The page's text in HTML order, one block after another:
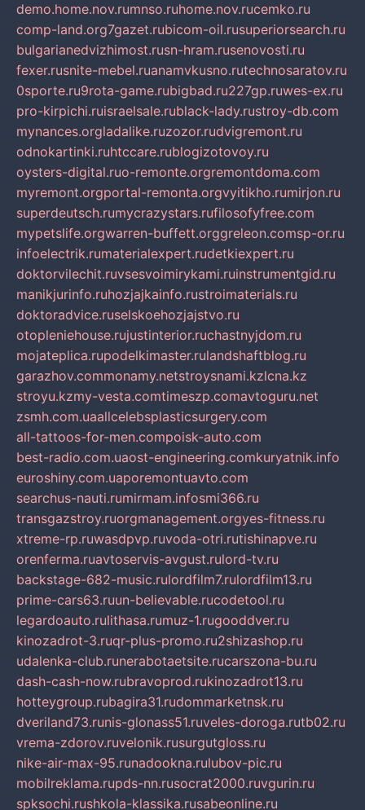
demo.home.nov.rumnso.ruhome.nov.rucemko.ru
comp-land.org7gazet.rubicom-oil.rusuperiorsearch.ru
bulgarianedvizhimost.rusn-hram.rusenovosti.ru
fexer.rusnite-mebel.ruanamvkusno.rutechnosaratov.ru
0sporte.ru9rota-game.rubigbad.ru227gp.ruwes-ex.ru
pro-kirpichi.ruisraelsale.rublack-lady.rustroy-db.com
mynances.orgladalike.ruzozor.rudvigremont.ru
odnokartinki.ruhtccare.rublogizotovoy.ru
oysters-digital.ruo-remonte.orgremontdoma.com
myremont.orgportal-remonta.orgvyitikho.rumirjon.ru
superdeutsch.rumycrazystars.rufilosofyfree.com
mypetslife.orgwarren-buffett.orggreleon.comsp-or.ru
infoelectrik.rumaterialexpert.rudetkiexpert.ru
doktorvilechit.ruvsesvoimirykami.ruinstrumentgid.ru
manikjurinfo.ruhozjajkainfo.rustroimaterials.ru
doktoradvice.ruselskoehozjajstvo.ru
otopleniehouse.rujustinterior.ruchastnyjdom.ru
mojateplica.rupodelkimaster.rulandshaftblog.ru
garazhov.commonamy.netstroysnami.kzlcna.kz
stroyu.kzmy-vesta.comtimeszp.comavtoguru.net
zsmh.com.uaallcelebsplasticsurgery.com
all-tattoos-for-men.compoisk-auto.com
best-radio.com.uaost-engineering.comkuryatnik.info
euroshiny.com.uaporemontuavto.com
searchus-nauti.rumirmam.infosmi366.ru
transgazstroy.ruorgmanagement.orgyes-fitness.ru
xtreme-rp.ruwasdpvp.ruvoda-otri.rutishinapve.ru
orenferma.ruavtoservis-avgust.rulord-tv.ru
backstage-682-music.rulordfilm7.rulordfilm13.ru
prime-cars63.ruun-believable.rucodetool.ru
legardoauto.rulithasa.rumuz-1.rugooddver.ru
kinozadrot-3.ruqr-plus-promo.ru2shizashop.ru
udalenka-club.runerabotaetsite.rucarszona-bu.ru
dash-cash-now.rubravoprod.rukinozadrot13.ru
hotteygroup.rubagira31.rudommarketnsk.ru
dveriland73.runis-glonass51.ruveles-doroga.rutb02.ru
vrema-zdorov.ruvelonik.rusurgutgloss.ru
nike-air-max-95.runadookna.rulubov-pic.ru
mobilreklama.rupds-nn.rusocrat2000.ruvgurin.ru
spksochi.rushkola-klassika.rusabeonline.ru